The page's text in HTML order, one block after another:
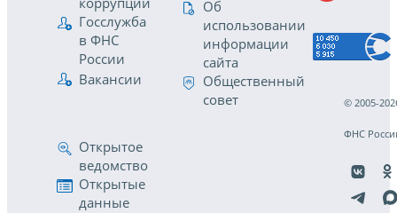
Госслужба
в ФНС
России
Вакансии
Об
использовании
информации
сайта
Общественный
совет
Открытое
ведомство
Открытые
данные
© 2005-
ФНС